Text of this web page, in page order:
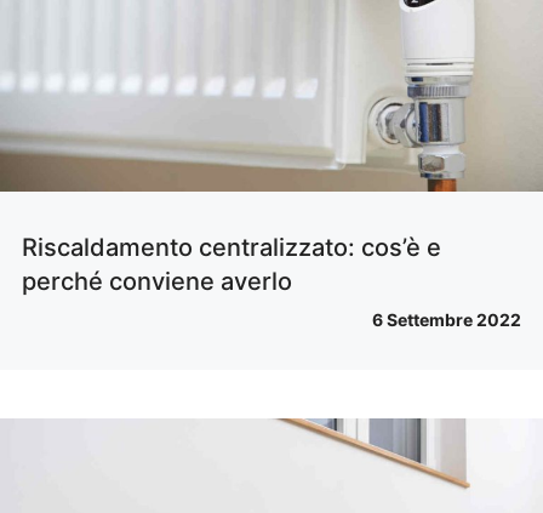
Riscaldamento centralizzato: cos’è e
perché conviene averlo
6 Settembre 2022